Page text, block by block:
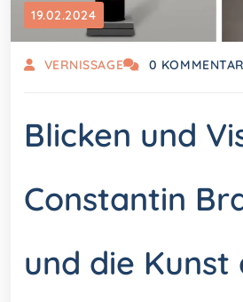
19.02.2024
VERNISSAGE 0
Blicken und
Constantin
und die Kunst